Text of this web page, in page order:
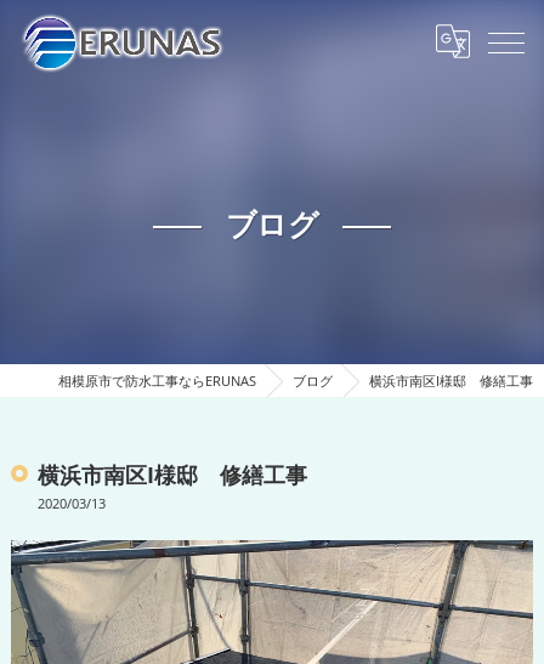
ブログ
相模原市で防水工事ならERUNAS ブログ 横浜市南区I様邸 修繕工事
横浜市南区I様邸 修繕工事
2020/03/13